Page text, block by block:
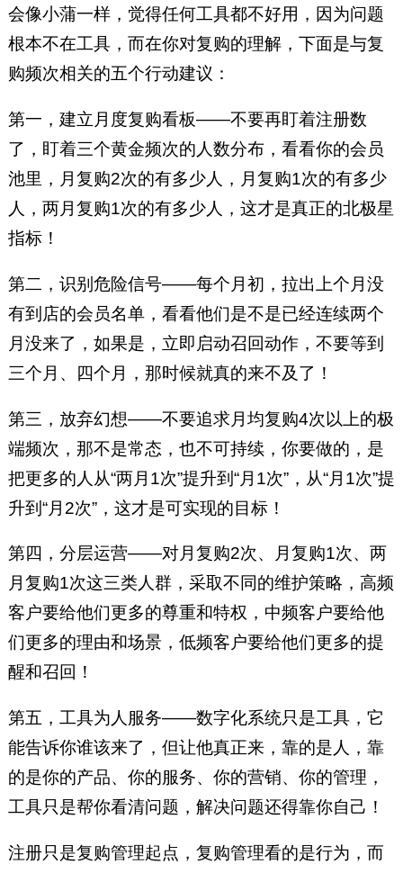
会像小蒲一样，觉得任何工具都不好用，因为问题
根本不在工具，而在你对复购的理解，下面是与复
购频次相关的五个行动建议：
第一，建立月度复购看板——不要再盯着注册数
了，盯着三个黄金频次的人数分布，看看你的会员
池里，月复购2次的有多少人，月复购1次的有多少
人，两月复购1次的有多少人，这才是真正的北极星
指标！
第二，识别危险信号——每个月初，拉出上个月没
有到店的会员名单，看看他们是不是已经连续两个
月没来了，如果是，立即启动召回动作，不要等到
三个月、四个月，那时候就真的来不及了！
第三，放弃幻想——不要追求月均复购4次以上的极
端频次，那不是常态，也不可持续，你要做的，是
把更多的人从“两月1次”提升到“月1次”，从“月1次”提
升到“月2次”，这才是可实现的目标！
第四，分层运营——对月复购2次、月复购1次、两
月复购1次这三类人群，采取不同的维护策略，高频
客户要给他们更多的尊重和特权，中频客户要给他
们更多的理由和场景，低频客户要给他们更多的提
醒和召回！
第五，工具为人服务——数字化系统只是工具，它
能告诉你谁该来了，但让他真正来，靠的是人，靠
的是你的产品、你的服务、你的营销、你的管理，
工具只是帮你看清问题，解决问题还得靠你自己！
注册只是复购管理起点，复购管理看的是行为，而